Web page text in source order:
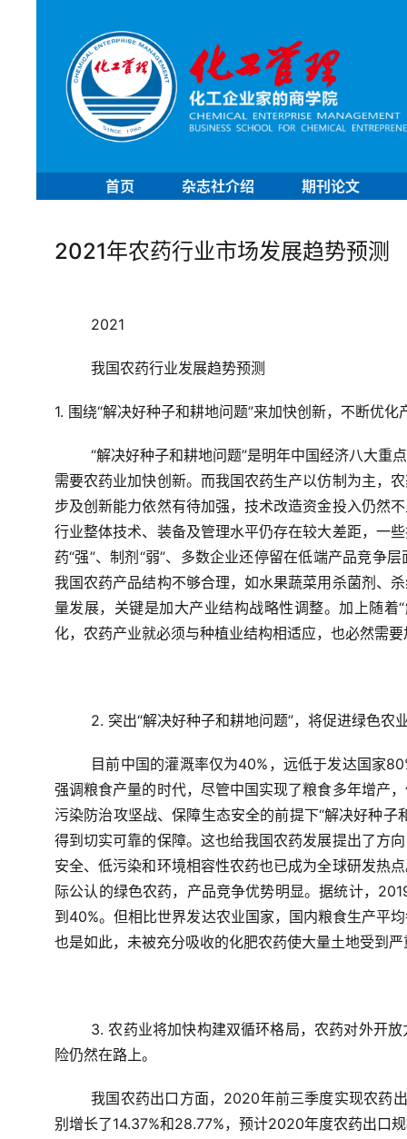
首页 杂志社介绍 期刊论文
2021年农药行业市场发展趋势预测
2021
我国农药行业发展趋势预测
1. 围绕“解决好种子和耕地问题”来加快创新，不断优
“解决好种子和耕地问题”是明年中国经济八大重
需要农药业加快创新。而我国农药生产以仿制为主，
步及创新能力依然有待加强，技术改造资金投入仍然
行业整体技术、装备及管理水平仍存在较大差距，一
药“强”、制剂“弱”、多数企业还停留在低端产品竞争
我国农药产品结构不够合理，如水果蔬菜用杀菌剂、
量发展，关键是加大产业结构战略性调整。加上随
化，农药产业就必须与种植业结构相适应，也必然需
2. 突出“解决好种子和耕地问题”，将促进绿色
目前中国的灌溉率仅为40%，远低于发达国家
强调粮食产量的时代，尽管中国实现了粮食多年增产
污染防治攻坚战、保障生态安全的前提下“解决好种
得到切实可靠的保障。这也给我国农药发展提出了方
安全、低污染和环境相容性农药也已成为全球研发热
际公认的绿色农药，产品竞争优势明显。据统计，
到40%。但相比世界发达农业国家，国内粮食生产平
也是如此，未被充分吸收的化肥农药使大量土地受到
3. 农药业将加快构建双循环格局，农药对外开
险仍然在路上。
我国农药出口方面，2020年前三季度实现农药
别增长了14.37%和28.77%，预计2020年度农药出口